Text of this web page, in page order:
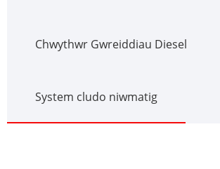
Chwythwr Gwreiddiau Diesel
System cludo niwmatig